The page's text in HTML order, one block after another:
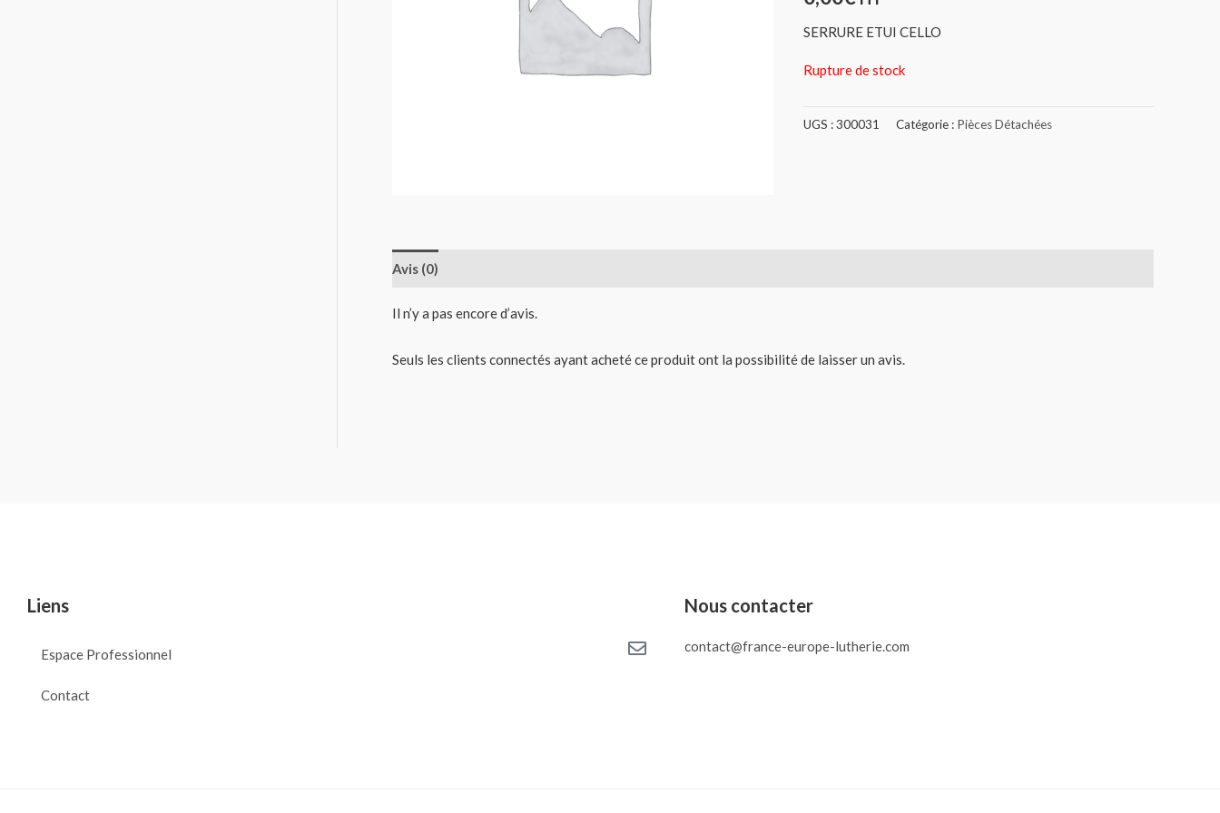
SERRURE ETUI CELLO
Rupture de stock
UGS :300031 Catégorie : Pièces Détachées
Avis (0)
Il n’y a pas encore d’avis.
Seuls les clients connectés ayant acheté ce produit ont la possibilité de laisser un avis.
Liens
Espace Professionnel
Contact
Nous contacter
contact@france-europe-lutherie.com